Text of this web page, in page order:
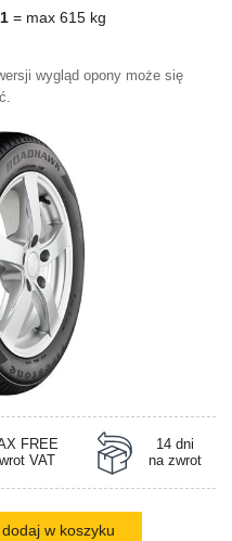
= max 615 kg
wygląd opony może się
FREE
VAT
14 dni
na zwrot
w koszyku